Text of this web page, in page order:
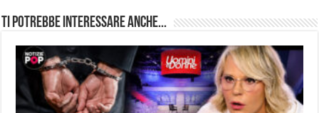
Ti potrebbe interessare anche...